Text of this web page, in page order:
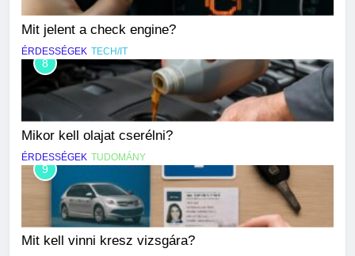
Mit jelent a check engine?
ÉRDESSÉGEK TECH/IT
8
Mikor kell olajat cserélni?
ÉRDESSÉGEK TUDOMÁNY
9
Mit kell vinni kresz vizsgára?